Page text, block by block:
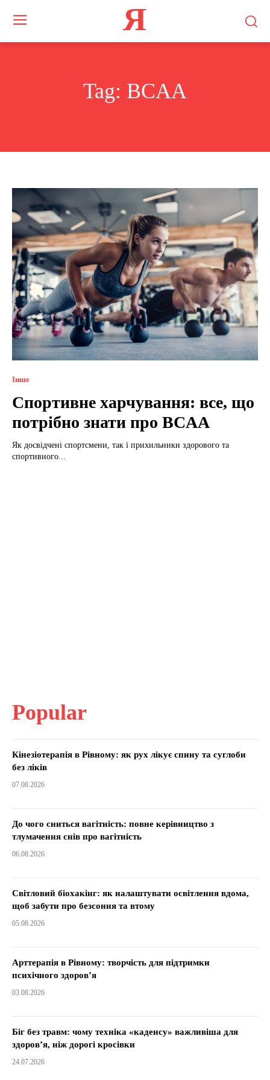
Я
Tag: BCAA
Інше
Спортивне харчування: все, що
потрібно знати про BCAA
Як досвідчені спортсмени, так і прихильники здорового та
спортивного...
Popular
Кінезіотерапія в Рівному: як рух лікує спину та суглоби
без ліків
07.08.2026
До чого сниться вагітність: повне керівництво з
тлумачення снів про вагітність
06.08.2026
Світловий біохакінг: як налаштувати освітлення вдома,
щоб забути про безсоння та втому
05.08.2026
Арттерапія в Рівному: творчість для підтримки
психічного здоров’я
03.08.2026
Біг без травм: чому техніка «каденсу» важливіша для
здоров’я, ніж дорогі кросівки
24.07.2026